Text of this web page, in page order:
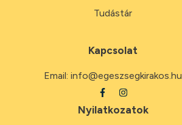
Tudástár
Kapcsolat
Email: info@egeszsegkirakos.hu
Nyilatkozatok